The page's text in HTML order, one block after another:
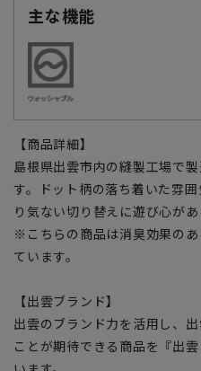
主な機能
【商品詳細】
島根県出雲市内の縫製工場で
す。ドット柄の落ち着いた雰
り気ない切り替えに遊び心があ
※こちらの商品は消臭効果の
ています。
【出雲ブランド】
出雲のブランド力を活用し、
ことが期待できる商品を『出